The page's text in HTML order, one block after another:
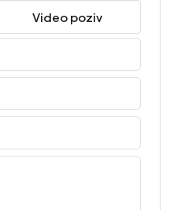
Video poziv